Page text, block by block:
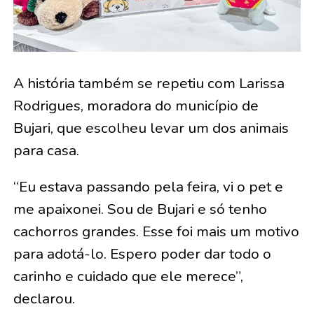
A história também se repetiu com Larissa
Rodrigues, moradora do município de
Bujari, que escolheu levar um dos animais
para casa.
“Eu estava passando pela feira, vi o pet e
me apaixonei. Sou de Bujari e só tenho
cachorros grandes. Esse foi mais um motivo
para adotá-lo. Espero poder dar todo o
carinho e cuidado que ele merece”,
declarou.